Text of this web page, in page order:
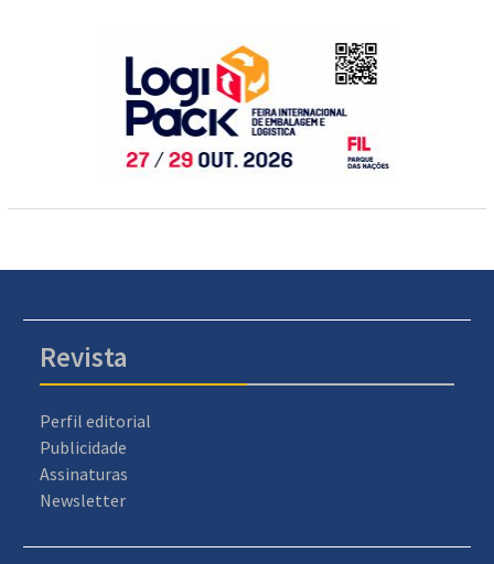
Revista
Perfil editorial
Publicidade
Assinaturas
Newsletter